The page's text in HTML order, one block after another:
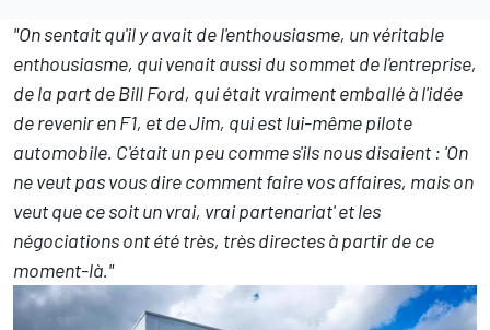
"On sentait qu'il y avait de l'enthousiasme, un véritable
enthousiasme, qui venait aussi du sommet de l'entreprise,
de la part de Bill Ford, qui était vraiment emballé à l'idée
de revenir en F1, et de Jim, qui est lui-même pilote
automobile. C'était un peu comme s'ils nous disaient : 'On
ne veut pas vous dire comment faire vos affaires, mais on
veut que ce soit un vrai, vrai partenariat' et les
négociations ont été très, très directes à partir de ce
moment-là."